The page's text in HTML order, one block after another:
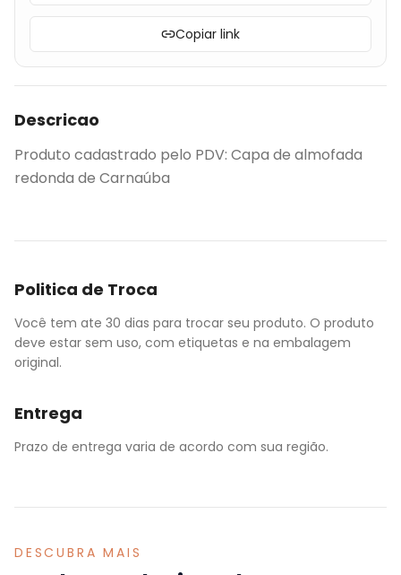
Copiar link
Descricao
Produto cadastrado pelo PDV: Capa de almofada
redonda de Carnaúba
Politica de Troca
Você tem ate 30 dias para trocar seu produto. O produto
deve estar sem uso, com etiquetas e na embalagem
original.
Entrega
Prazo de entrega varia de acordo com sua região.
DESCUBRA MAIS